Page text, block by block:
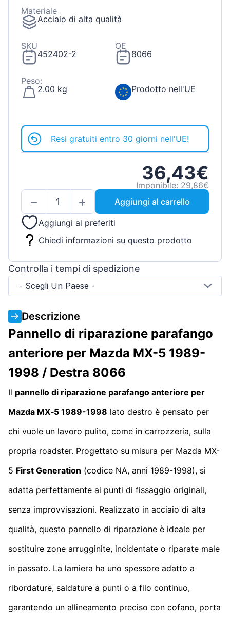
Materiale
Acciaio di alta qualità
SKU
452402-2
OE
8066
Peso:
2.00 kg
Prodotto nell'UE
Resi gratuiti entro 30 giorni nell'UE!
36,43€
Imponibile: 29,86€
Aggiungi al carrello
Aggiungi ai preferiti
Chiedi informazioni su questo prodotto
Controlla i tempi di spedizione
- Scegli Un Paese -
Descrizione
Pannello di riparazione parafango
anteriore per Mazda MX-5 1989-
1998 / Destra 8066
Il pannello di riparazione parafango anteriore per
Mazda MX‑5 1989-1998 lato destro è pensato per
chi vuole un lavoro pulito, come in carrozzeria, sulla
propria roadster. Progettato su misura per Mazda MX-
5 First Generation (codice NA, anni 1989-1998), si
adatta perfettamente ai punti di fissaggio originali,
senza improvvisazioni. Realizzato in acciaio di alta
qualità, questo pannello di riparazione è ideale per
sostituire zone arrugginite, incidentate o riparate male
in passato. La lamiera ha uno spessore adatto a
ribordature, saldature a punti o a filo continuo,
garantendo un allineamento preciso con cofano, porta